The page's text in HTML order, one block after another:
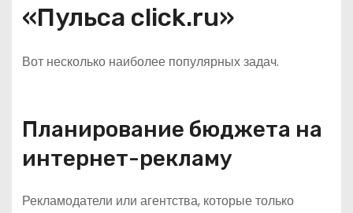
«Пульса click.ru»
Вот несколько наиболее популярных задач.
Планирование бюджета на
интернет-рекламу
Рекламодатели или агентства, которые только